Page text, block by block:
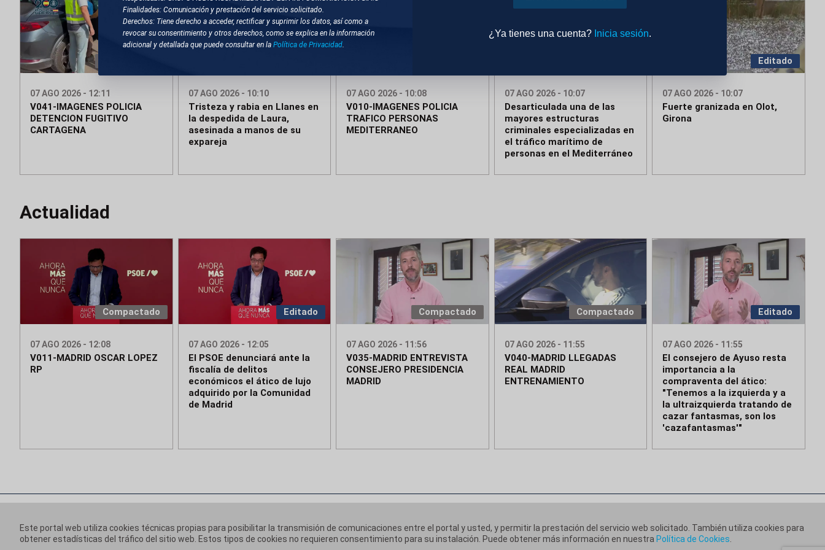
Finalidades: Comunicación y prestación del servicio solicitado.
Derechos: Tiene derecho a acceder, rectificar y suprimir los datos, así como a
revocar su consentimiento y otros derechos, como se explica en la información
adicional y detallada que puede consultar en la Política de Privacidad
¿Ya tienes una cuenta? Inicia sesión.
07 AGO 2026 - 12:11
V041-IMAGENES POLICIA
DETENCION FUGITIVO
CARTAGENA
07 AGO 2026 - 10:10
Tristeza y rabia en Llanes en
la despedida de Laura,
asesinada a manos de su
expareja
07 AGO 2026 - 10:08
V010-IMAGENES POLICIA
TRAFICO PERSONAS
MEDITERRANEO
07 AGO 2026 - 10:07
Desarticulada una de las
mayores estructuras
criminales especializadas en
el tráfico marítimo de
personas en el Mediterráneo
Editado
07 AGO 2026 - 10:07
Fuerte granizada en Olot,
Girona
Actualidad
Compactado
07 AGO 2026 - 12:08
V011-MADRID OSCAR LOPEZ
RP
Editado
07 AGO 2026 - 12:05
El PSOE denunciará ante la
fiscalía de delitos
económicos el ático de lujo
adquirido por la Comunidad
de Madrid
Compactado
07 AGO 2026 - 11:56
V035-MADRID ENTREVISTA
CONSEJERO PRESIDENCIA
MADRID
Compactado
07 AGO 2026 - 11:55
V040-MADRID LLEGADAS
REAL MADRID
ENTRENAMIENTO
Editado
07 AGO 2026 - 11:55
El consejero de Ayuso resta
importancia a la
compraventa del ático:
"Tenemos a la izquierda y a
la ultraizquierda tratando de
cazar fantasmas, son los
'cazafantasmas'"
Este portal web utiliza cookies técnicas propias para posibilitar la transmisión de comunicaciones entre el portal y usted, y permitir la prestación del servicio web solicitado. También utiliza cookies para
obtener estadísticas del tráfico del sitio web. Estos tipos de cookies no requieren consentimiento para su instalación. Puede obtener más información en nuestra Política de Cookies